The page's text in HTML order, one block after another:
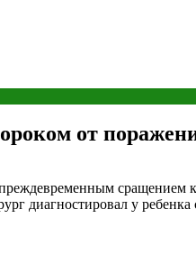
от
сращением
диагностировал у